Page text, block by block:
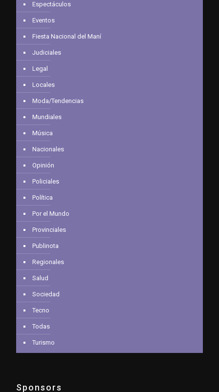
Espectáculos
Eventos
Fiesta Nacional del Maní
Judiciales
Legal
Locales
Moda/Tendencias
Mundiales
Música
Nacionales
Opinión
Policiales
Política
Por el Mundo
Provinciales
Publinota
Regionales
Salud
Sociedad
Tecno
Todas
Turismo
Sponsors